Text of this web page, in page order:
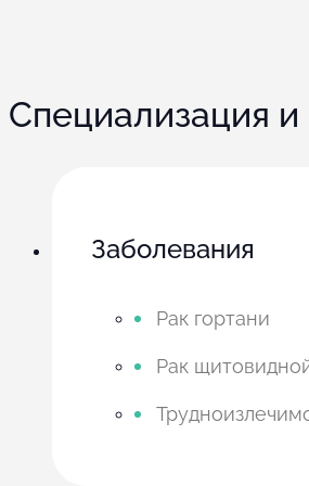
Специализация
Заболевания
Рак гортани
Рак